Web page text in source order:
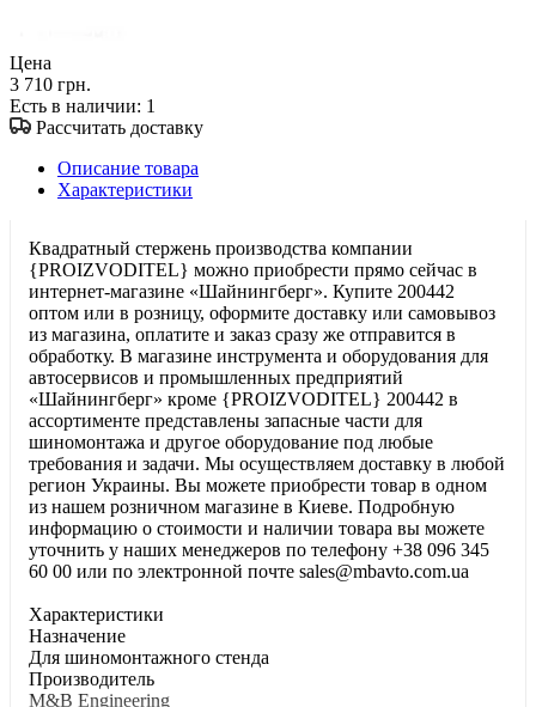
Цена
3 710 грн.
Есть в наличии: 1
Рассчитать доставку
Описание товара
Характеристики
Квадратный стержень производства компании
{PROIZVODITEL} можно приобрести прямо сейчас в
интернет-магазине «Шайнингберг». Купите 200442
оптом или в розницу, оформите доставку или самовывоз
из магазина, оплатите и заказ сразу же отправится в
обработку. В магазине инструмента и оборудования для
автосервисов и промышленных предприятий
«Шайнингберг» кроме {PROIZVODITEL} 200442 в
ассортименте представлены запасные части для
шиномонтажа и другое оборудование под любые
требования и задачи. Мы осуществляем доставку в любой
регион Украины. Вы можете приобрести товар в одном
из нашем розничном магазине в Киеве. Подробную
информацию о стоимости и наличии товара вы можете
уточнить у наших менеджеров по телефону +38 096 345
60 00 или по электронной почте sales@mbavto.com.ua
Характеристики
Haзнaчeниe
Для шинoмoнтaжнoгo cтeндa
Производитель
M&B Engineering